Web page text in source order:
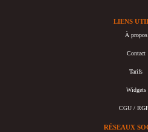
LIENS
À propos
Contact
Tarifs
Widgets
CGU /
RÉSEAUX